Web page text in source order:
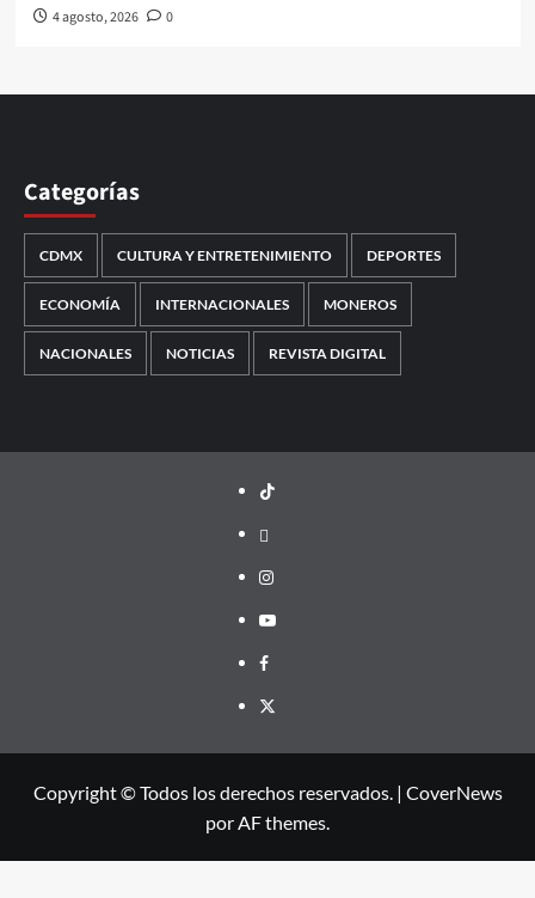
4 agosto, 2026 0
Categorías
CDMX CULTURA Y ENTRETENIMIENTO DEPORTES
ECONOMÍA INTERNACIONALES MONEROS
NACIONALES NOTICIAS REVISTA DIGITAL
TikTok
threads
Instagram
Youtube
Facebook
X
Copyright © Todos los derechos reservados. | CoverNews
por AF themes.